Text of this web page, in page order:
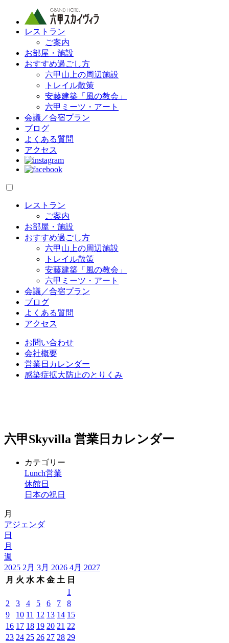
レストラン
ご案内
お部屋・施設
おすすめ過ごし方
六甲山上の周辺施設
トレイル散策
安藤建築「風の教会」
六甲ミーツ・アート
会議／合宿プラン
ブログ
よくある質問
アクセス
レストラン
ご案内
お部屋・施設
おすすめ過ごし方
六甲山上の周辺施設
トレイル散策
安藤建築「風の教会」
六甲ミーツ・アート
会議／合宿プラン
ブログ
よくある質問
アクセス
お問い合わせ
会社概要
営業日カレンダー
感染症拡大防止のとりくみ
六甲Skyvilla 営業日カレンダー
カテゴリー
Lunch営業
休館日
日本の祝日
月
アジェンダ
日
月
週
2025 2月 3月 2026 4月 2027
月 火 水 木 金 土 日
1
2
3 4 5 6 7
8
9
10 11 12 13 14 15
16 17 18 19 20 21 22
23 24 25 26 27 28 29